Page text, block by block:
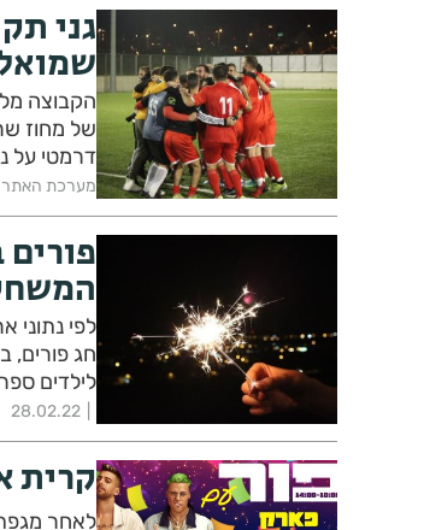
גני
הקבוצה
של מחוז
דרמטי על
מערכת האתר
חג פורים,
לילדים
המשחקים
28.02.22
קרית
לאחר